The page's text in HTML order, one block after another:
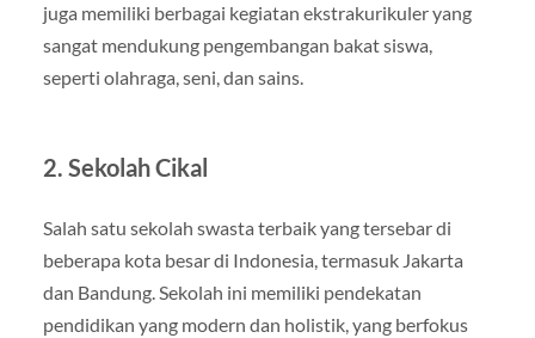
juga memiliki berbagai kegiatan ekstrakurikuler yang
sangat mendukung pengembangan bakat siswa,
seperti olahraga, seni, dan sains.
2. Sekolah Cikal
Salah satu sekolah swasta terbaik yang tersebar di
beberapa kota besar di Indonesia, termasuk Jakarta
dan Bandung. Sekolah ini memiliki pendekatan
pendidikan yang modern dan holistik, yang berfokus